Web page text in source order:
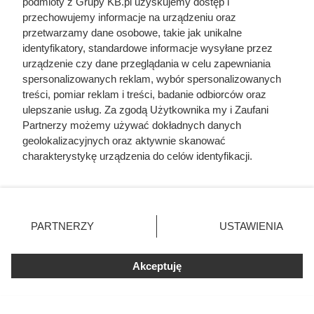
przechowujemy informacje na urządzeniu oraz
przetwarzamy dane osobowe, takie jak unikalne
identyfikatory, standardowe informacje wysyłane przez
urządzenie czy dane przeglądania w celu zapewniania
spersonalizowanych reklam, wybór spersonalizowanych
treści, pomiar reklam i treści, badanie odbiorców oraz
ulepszanie usług. Za zgodą Użytkownika my i Zaufani
Partnerzy możemy używać dokładnych danych
geolokalizacyjnych oraz aktywnie skanować
charakterystykę urządzenia do celów identyfikacji.
zmienić/wycofać klikając przycisk ustawień prywatności
znajdujący się w lewym dolnym rogu strony. Niektóre
użytkownika, ale masz prawo sprzeciwić się takiemu
przetwarzaniu. Preferencje będą miały zastosowania tylko
PARTNERZY USTAWIENIA
Akceptuję